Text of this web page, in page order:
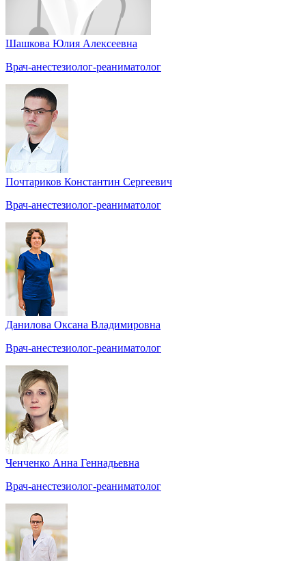
Шашкова Юлия Алексеевна
Врач-анестезиолог-реаниматолог
Почтариков Константин Сергеевич
Врач-анестезиолог-реаниматолог
Данилова Оксана Владимировна
Врач-анестезиолог-реаниматолог
Ченченко Анна Геннадьевна
Врач-анестезиолог-реаниматолог